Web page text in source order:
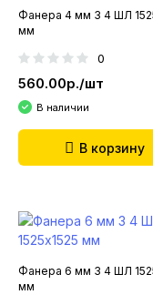
Фанера 4 мм 3 4 ШЛ 1525х1525
мм
0
560.00р./шт
В наличии
В корзину
Фанера 6 мм 3 4 ШЛ 1525х1525
мм